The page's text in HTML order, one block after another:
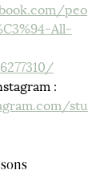
peo
All-
:
stu